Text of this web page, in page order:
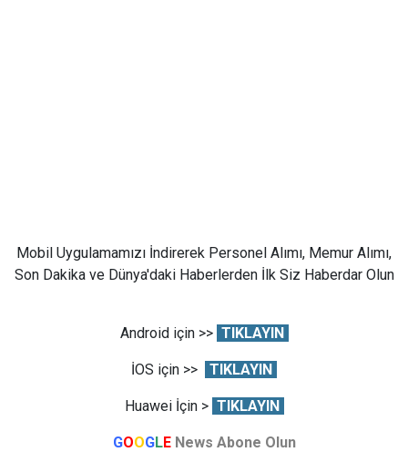
Mobil Uygulamamızı İndirerek Personel Alımı, Memur Alımı,
Son Dakika ve Dünya'daki Haberlerden İlk Siz Haberdar Olun
Android için >> TIKLAYIN
İOS için >> TIKLAYIN
Huawei İçin > TIKLAYIN
GOOGLE News Abone Olun